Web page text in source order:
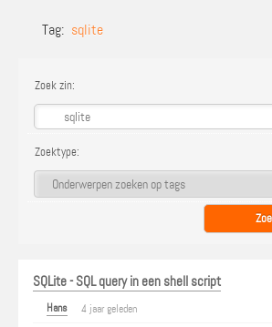
Tag: sqlite
Zoek zin:
Zoektype:
SQLite - SQL query in een shell script
Hans 4 jaar geleden